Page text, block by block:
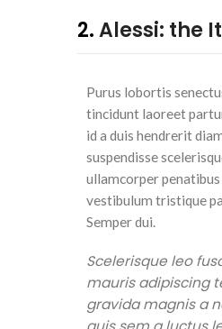
2.Alessi: the
Purus lobortis
tincidunt laoreet
id a duis hendrerit
suspendisse
ullamcorper
vestibulum tristique
Semper dui.
Scelerisque leo
mauris adipiscing
gravida magnis a